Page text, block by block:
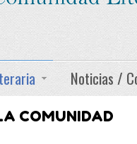
Noticias /
COMUNIDAD